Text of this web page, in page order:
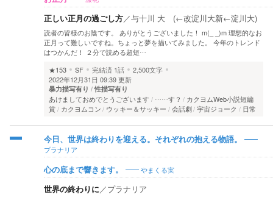
正しい正月の過ごし方／与十川 大 (←改淀川大新←淀川大)
読者の皆様のお陰です。 ありがとうございました！ m(_ _)m 理想的なお
正月って難しいですね。ちょっと夢を描いてみました。 今年のトレンド
はつかんだ！ ２分で読める超短…
★153
SF 完結済 1話
2,500文字
2022年12月31日 09:39 更新
暴力描写有り 性描写有り
あけましておめでとうございます ……す？
カクヨムWeb小説短編
賞
カクヨムコン ウッキー＆サッキー 会話劇 宇宙ジョーク 日常
今日、世界は終わりを迎える。それぞれの抱える物語。
プラナリア
心の底まで響きます。 やまくる実
世界の終わりに／プラナリア